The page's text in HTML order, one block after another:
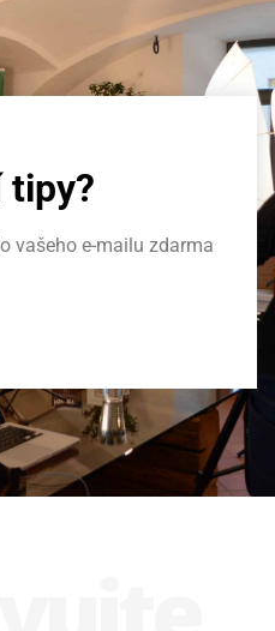
tipy?
vašeho e-mailu zdarma